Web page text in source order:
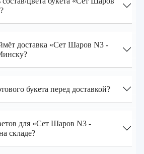
доставка «Сет Шаров N3 -
букета перед доставкой?
для «Сет Шаров N3 -
складе?